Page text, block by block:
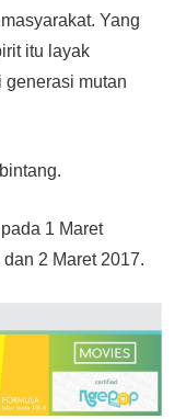
Yang
itu layak
generasi mutan
1 Maret
2 Maret 2017.